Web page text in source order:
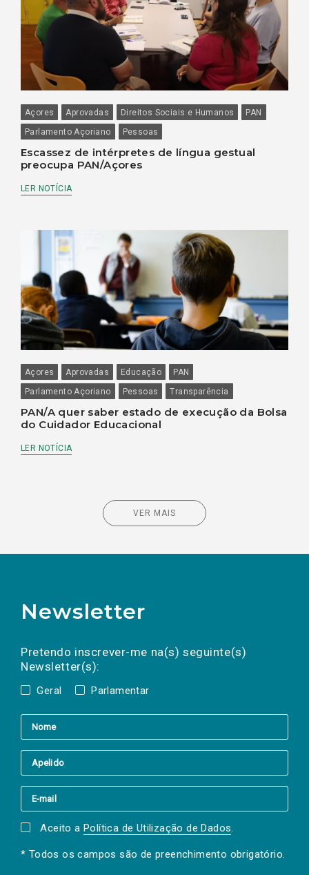
Açores Aprovadas Direitos Sociais e Humanos
PAN
Parlamento Açoriano
Pessoas
Escassez de intérpretes de língua gestual
preocupa PAN/Açores
LER NOTÍCIA
Açores Aprovadas Educação
PAN
Parlamento Açoriano
Pessoas Transparência
PAN/A quer saber estado de execução da Bolsa
do Cuidador Educacional
LER NOTÍCIA
VER MAIS
Newsletter
Pretendo inscrever-me na(s) seguinte(s)
Newsletter(s):
Geral Parlamentar
a(s) newsletter(s).
mail
Aceito a Política de Utilização de Dados.
* Todos os campos são de preenchimento obrigatório.